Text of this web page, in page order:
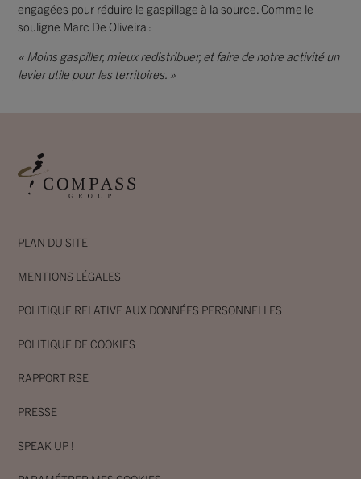
engagées pour réduire le gaspillage à la source. Comme le
souligne Marc De Oliveira :
« Moins gaspiller, mieux redistribuer, et faire de notre activité un
levier utile pour les territoires. »
PLAN DU SITE
MENTIONS LÉGALES
POLITIQUE RELATIVE AUX DONNÉES PERSONNELLES
POLITIQUE DE COOKIES
RAPPORT RSE
PRESSE
SPEAK UP !